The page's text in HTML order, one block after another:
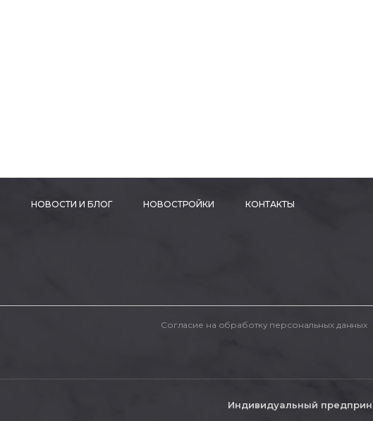
НОВОСТИ И БЛОГ НОВОСТРОЙКИ КОНТАКТЫ
Согласие на обработку персональных данных
Индивидуальный